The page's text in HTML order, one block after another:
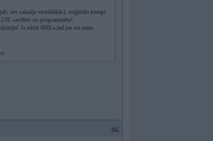
sev salasīja vienādākās), oriģinālo kompi
savīlēto un programmēto!
Ja ieliek 600Ls,tad jau esi mazs
#82